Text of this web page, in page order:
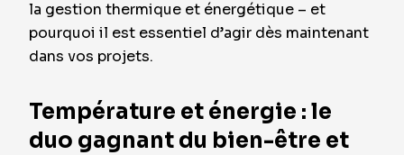
la gestion thermique et énergétique – et
pourquoi il est essentiel d’agir dès maintenant
dans vos projets.
Température et énergie : le
duo gagnant du bien-être et